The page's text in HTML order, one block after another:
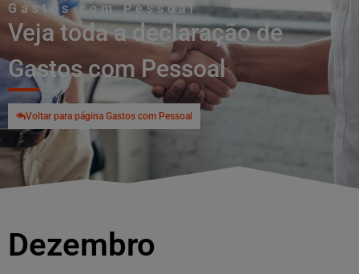
Gastos com Pessoal
Veja toda a declaração de
Gastos com Pessoal
Voltar para página Gastos com Pessoal
Dezembro